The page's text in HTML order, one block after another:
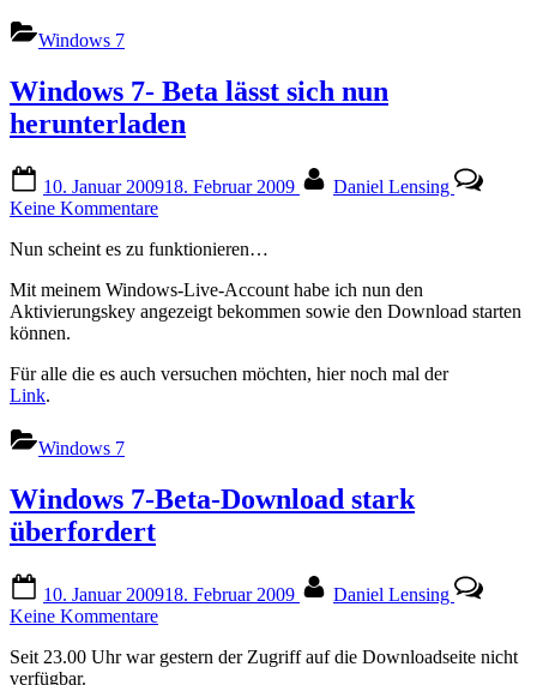
Windows 7
Windows 7- Beta lässt sich nun
herunterladen
on
10. Januar 200918. Februar 2009
Daniel Lensing
Keine Kommentarezu
7-
lässt
sich
Nun scheint es zu funktionieren…
Mit meinem Windows-Live-Account habe ich nun den
Aktivierungskey angezeigt bekommen sowie den Download starten
können.
Für alle die es auch versuchen möchten, hier noch mal der
Link.
Windows 7
Windows 7-Beta-Download stark
überfordert
on
10. Januar 200918. Februar 2009
Daniel Lensing
Keine Kommentarezu
7-
Seit 23.00 Uhr war gestern der Zugriff auf die Downloadseite nicht
verfügbar.